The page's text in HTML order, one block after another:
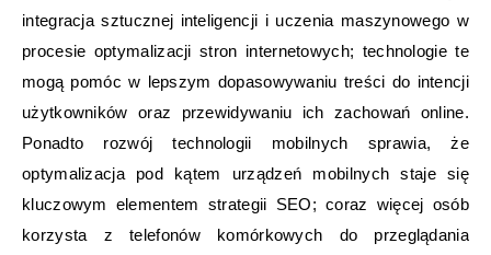
integracja sztucznej inteligencji i uczenia maszynowego w
procesie optymalizacji stron internetowych; technologie te
mogą pomóc w lepszym dopasowywaniu treści do intencji
użytkowników oraz przewidywaniu ich zachowań online.
Ponadto rozwój technologii mobilnych sprawia, że
optymalizacja pod kątem urządzeń mobilnych staje się
kluczowym elementem strategii SEO; coraz więcej osób
korzysta z telefonów komórkowych do przeglądania